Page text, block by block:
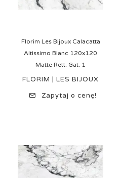
Florim Les Bijoux Calacatta
Altissimo Blanc 120x120
Matte Rett. Gat. 1
FLORIM | LES BIJOUX
Zapytaj o cenę!